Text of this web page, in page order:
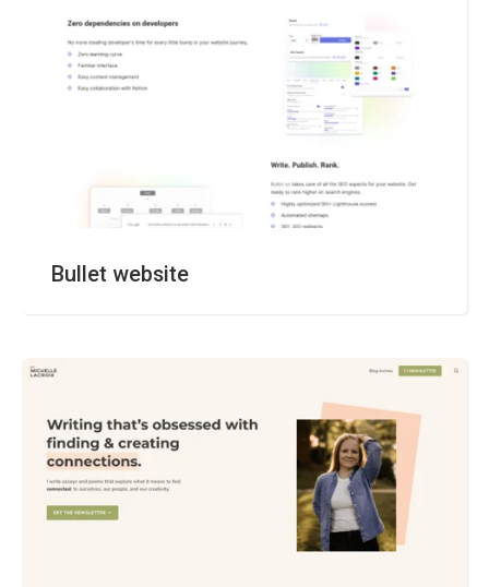
Bullet website